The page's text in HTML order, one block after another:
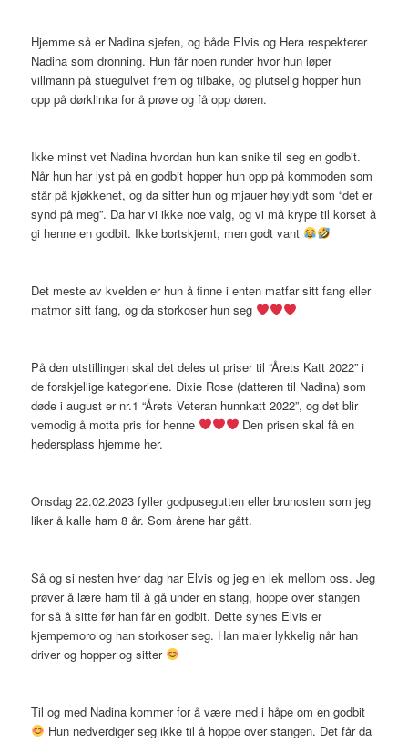
Hjemme så er Nadina sjefen, og både Elvis og Hera respekterer
Nadina som dronning. Hun får noen runder hvor hun løper
villmann på stuegulvet frem og tilbake, og plutselig hopper hun
opp på dørklinka for å prøve og få opp døren.
Ikke minst vet Nadina hvordan hun kan snike til seg en godbit.
Når hun har lyst på en godbit hopper hun opp på kommoden som
står på kjøkkenet, og da sitter hun og mjauer høylydt som “det er
synd på meg”. Da har vi ikke noe valg, og vi må krype til korset å
gi henne en godbit. Ikke bortskjemt, men godt vant
Det meste av kvelden er hun å finne i enten matfar sitt fang eller
matmor sitt fang, og da storkoser hun seg
På den utstillingen skal det deles ut priser til “Årets Katt 2022” i
de forskjellige kategoriene. Dixie Rose (datteren til Nadina) som
døde i august er nr.1 “Årets Veteran hunnkatt 2022”, og det blir
vemodig å motta pris for henne
Den prisen skal få en
hedersplass hjemme her.
Onsdag 22.02.2023 fyller godpusegutten eller brunosten som jeg
liker å kalle ham 8 år. Som årene har gått.
Så og si nesten hver dag har Elvis og jeg en lek mellom oss. Jeg
prøver å lære ham til å gå under en stang, hoppe over stangen
for så å sitte før han får en godbit. Dette synes Elvis er
kjempemoro og han storkoser seg. Han maler lykkelig når han
driver og hopper og sitter
Til og med Nadina kommer for å være med i håpe om en godbit
Hun nedverdiger seg ikke til å hoppe over stangen. Det får da